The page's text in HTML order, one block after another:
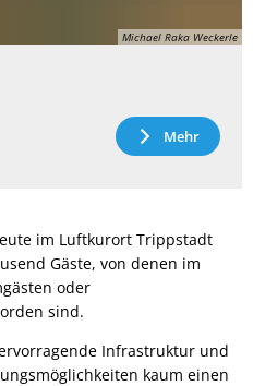
Michael Raka Weckerle
Mehr
im Luftkurort Trippstadt
Gäste, von denen im
oder
sind.
Infrastruktur und
kaum einen